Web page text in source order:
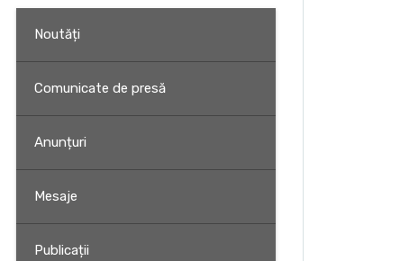
Noutăți
Comunicate de presă
Anunțuri
Mesaje
Publicații